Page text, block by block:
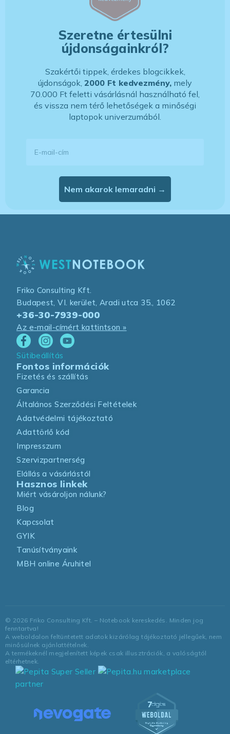
Szeretne értesülni
újdonságainkról?
Szakértői tippek, érdekes blogcikkek,
újdonságok, 2000 Ft kedvezmény, mely
70.000 Ft feletti vásárlásnál használható fel,
és vissza nem térő lehetőségek a minőségi
laptopok univerzumából.
Nem akarok lemaradni →
Friko Consulting Kft.
Budapest, VI. kerület, Aradi utca 35., 1062
+36-30-7939-000
Az e-mail-címért kattintson »
Sütibeállítás
Fontos információk
Fizetés és szállítás
Garancia
Általános Szerződési Feltételek
Adatvédelmi tájékoztató
Adattörlő kód
Impresszum
Szervizpartnerség
Elállás a vásárlástól
Hasznos linkek
Miért vásároljon nálunk?
Blog
Kapcsolat
GYIK
Tanúsítványaink
MBH online Áruhitel
© 2026 Friko Consulting Kft. – Notebook kereskedés. Minden jog
fenntartva!
A weboldalon feltüntetett adatok kizárólag tájékoztató jellegűek, nem
minősülnek ajánlattételnek.
A termékeknél megjelenített képek csak illusztrációk, a valóságtól
eltérhetnek.
marketplace
partner